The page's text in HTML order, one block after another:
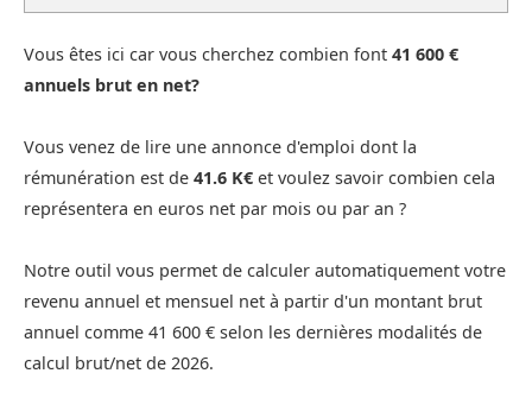
Vous êtes ici car vous cherchez combien font 41 600 €
annuels brut en net?
Vous venez de lire une annonce d'emploi dont la
rémunération est de 41.6 K€ et voulez savoir combien cela
représentera en euros net par mois ou par an ?
Notre outil vous permet de calculer automatiquement votre
revenu annuel et mensuel net à partir d'un montant brut
annuel comme 41 600 € selon les dernières modalités de
calcul brut/net de 2026.